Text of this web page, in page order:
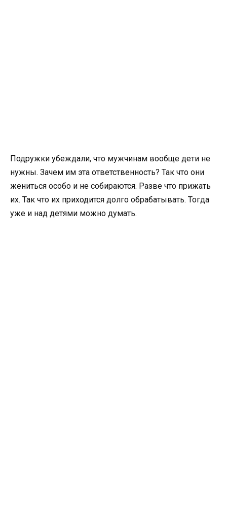
Подружки убеждали, что мужчинам вообще дети не
нужны. Зачем им эта ответственность? Так что они
жениться особо и не собираются. Разве что прижать
их. Так что их приходится долго обрабатывать. Тогда
уже и над детями можно думать.